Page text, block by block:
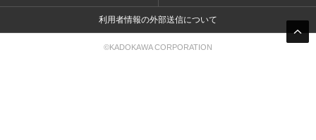
利用者情報の外部送信について
©KADOKAWA CORPORATION